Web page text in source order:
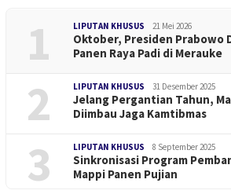
1 LIPUTAN KHUSUS 21 Mei 2026
Oktober, Presiden Prabowo
Panen Raya Padi di Merauke
2 LIPUTAN KHUSUS 31 Desember 2025
Jelang Pergantian Tahun,
Diimbau Jaga Kamtibmas
3 LIPUTAN KHUSUS 8 September 2025
Sinkronisasi Program
Mappi Panen Pujian